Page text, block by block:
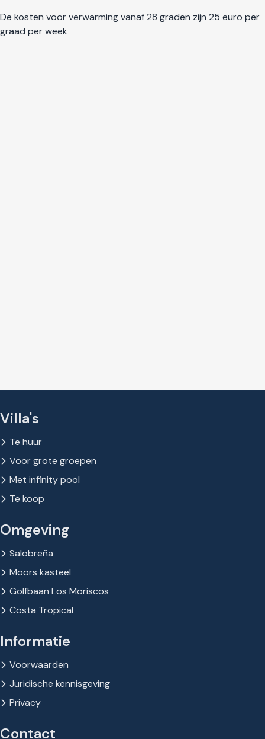
De kosten voor verwarming vanaf 28 graden zijn 25 euro per
graad per week
Villa's
Te huur
Voor grote groepen
Met infinity pool
Te koop
Omgeving
Salobreña
Moors kasteel
Golfbaan Los Moriscos
Costa Tropical
Informatie
Voorwaarden
Juridische kennisgeving
Privacy
Contact